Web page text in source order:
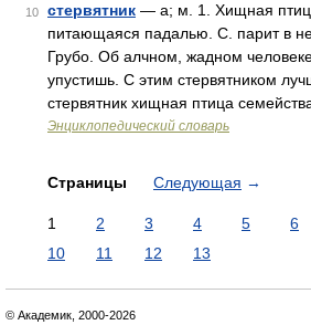
10 стервятник — а; м. 1. Хищная
питающаяся падалью. С. парит в
Грубо. Об алчном, жадном
упустишь. С этим стервятником
стервятник хищная птица
Энциклопедический словарь
Страницы Следующая →
1 2 3 4 5 6
10
11 12 13
© Академик, 2000-2026